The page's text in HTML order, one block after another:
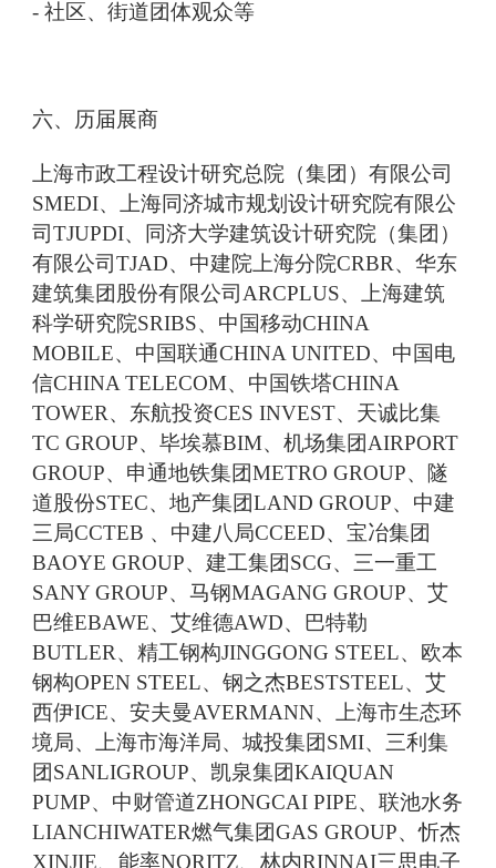
- 社区、街道团体观众等
六、历届展商
上海市政工程设计研究总院（集团）有限公司
SMEDI、上海同济城市规划设计研究院有限公
司TJUPDI、同济大学建筑设计研究院（集团）
有限公司TJAD、中建院上海分院CRBR、华东
建筑集团股份有限公司ARCPLUS、上海建筑
科学研究院SRIBS、中国移动CHINA
MOBILE、中国联通CHINA UNITED、中国电
信CHINA TELECOM、中国铁塔CHINA
TOWER、东航投资CES INVEST、天诚比集
TC GROUP、毕埃慕BIM、机场集团AIRPORT
GROUP、申通地铁集团METRO GROUP、隧
道股份STEC、地产集团LAND GROUP、中建
三局CCTEB 、中建八局CCEED、宝冶集团
BAOYE GROUP、建工集团SCG、三一重工
SANY GROUP、马钢MAGANG GROUP、艾
巴维EBAWE、艾维德AWD、巴特勒
BUTLER、精工钢构JINGGONG STEEL、欧本
钢构OPEN STEEL、钢之杰BESTSTEEL、艾
西伊ICE、安夫曼AVERMANN、上海市生态环
境局、上海市海洋局、城投集团SMI、三利集
团SANLIGROUP、凯泉集团KAIQUAN
PUMP、中财管道ZHONGCAI PIPE、联池水务
LIANCHIWATER燃气集团GAS GROUP、忻杰
XINJIE、能率NORITZ、林内RINNAI三思电子